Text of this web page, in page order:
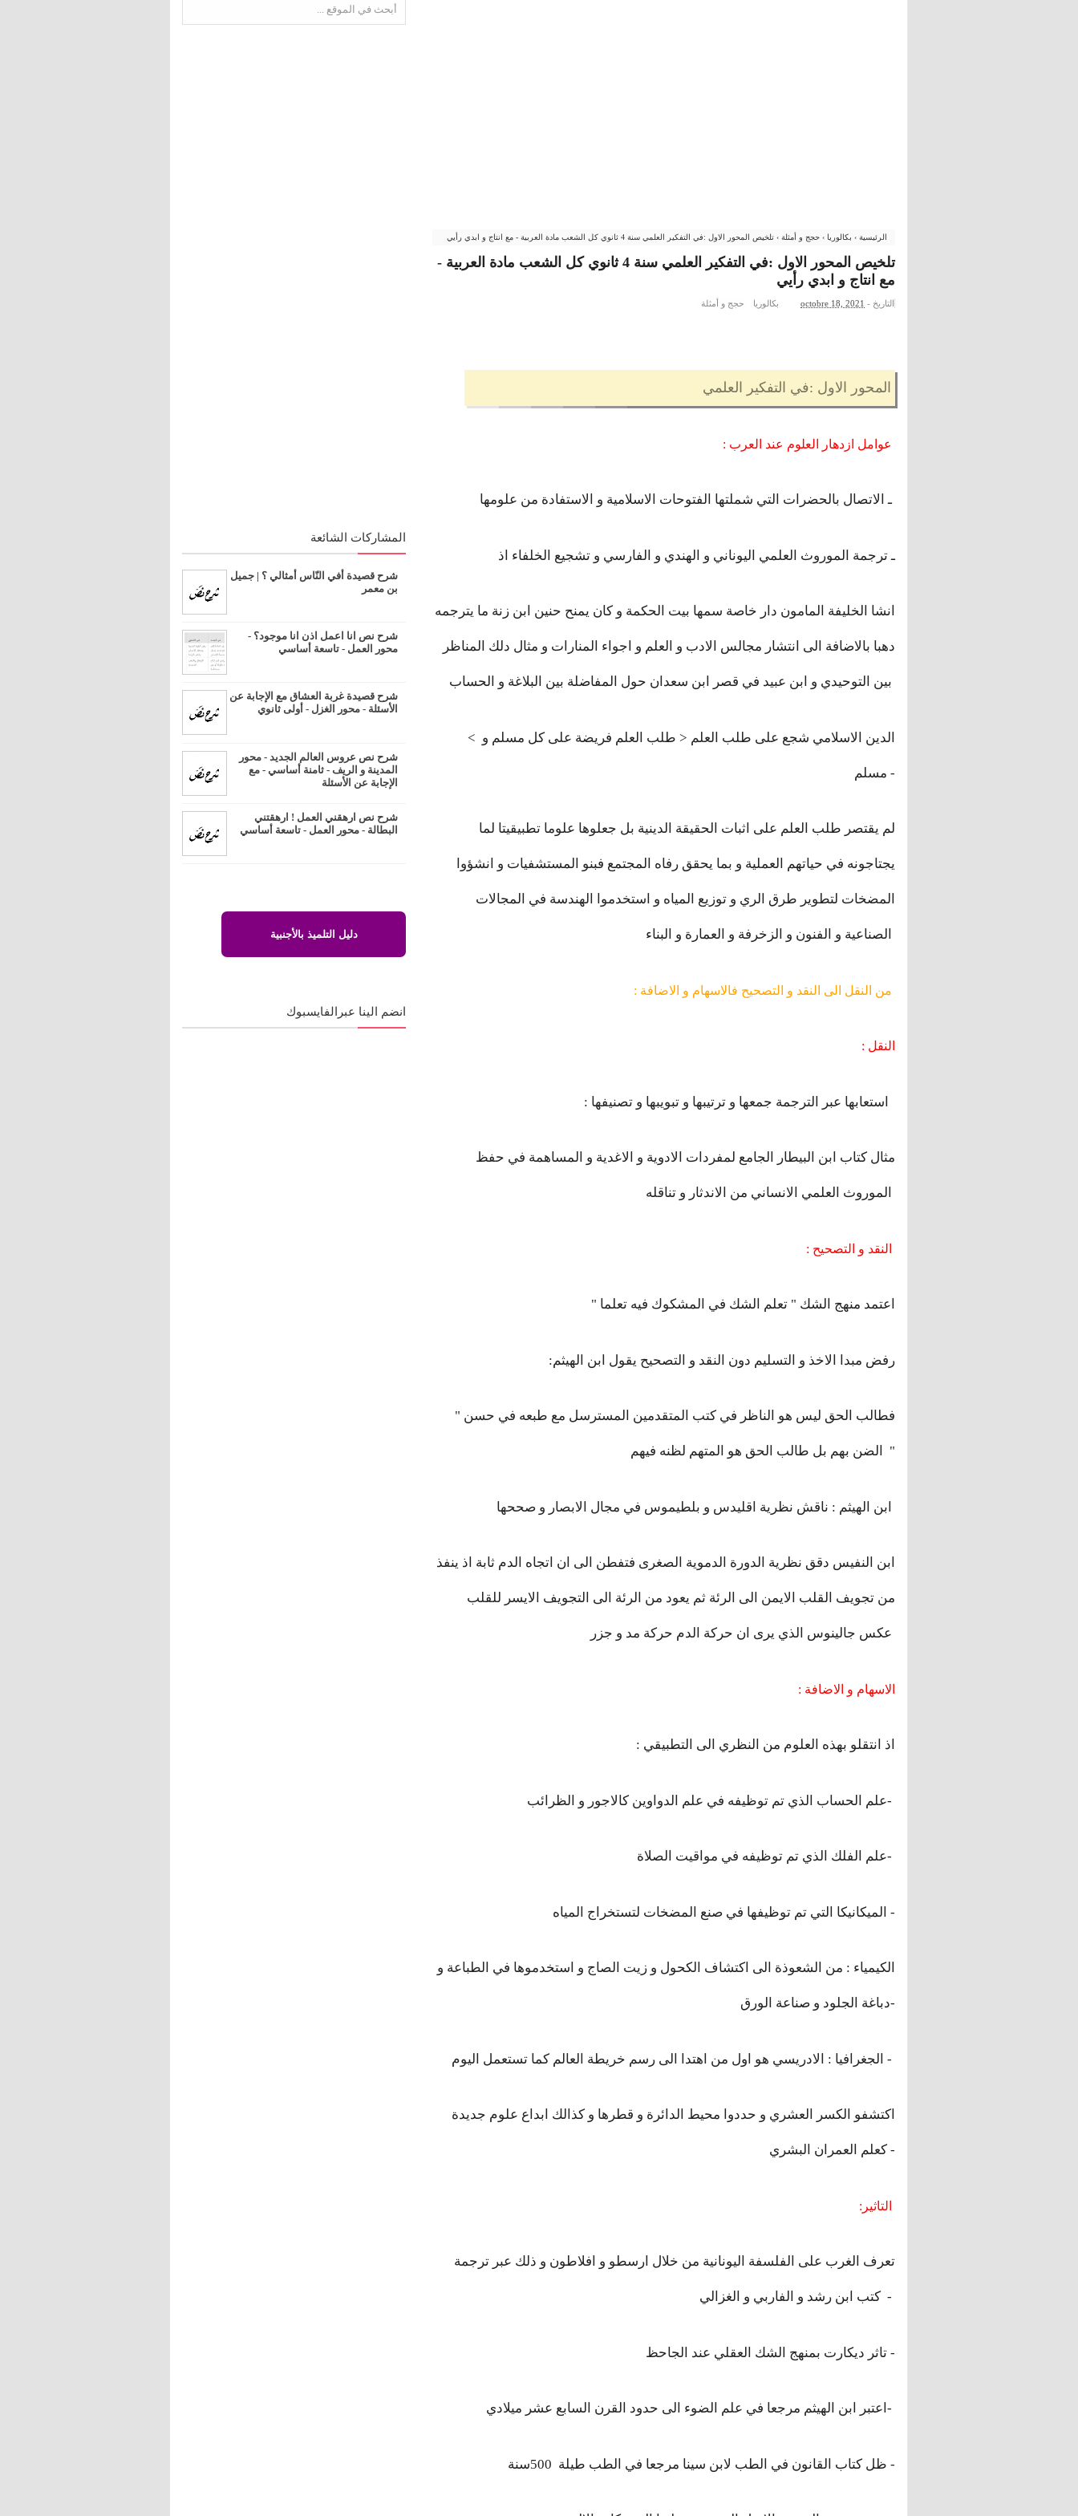
الرئيسية › بكالوريا › حجج و أمثلة › تلخيص المحور الاول :في التفكير العلمي سنة 4 ثانوي كل الشعب مادة العربية - مع انتاج و ابدي رأيي
تلخيص المحور الاول :في التفكير العلمي سنة 4 ثانوي كل الشعب مادة العربية -
مع انتاج و ابدي رأيي
التاريخ - octobre 18, 2021 بكالوريا حجج و أمثلة
: عوامل ازدهار العلوم عند العرب
ـ الاتصال بالحضرات التي شملتها الفتوحات الاسلامية و الاستفادة من علومها
ـ ترجمة الموروث العلمي اليوناني و الهندي و الفارسي و تشجيع الخلفاء اذ
انشا الخليفة المامون دار خاصة سمها بيت الحكمة و كان يمنح حنين ابن زنة ما يترجمه
دهبا بالاضافة الى انتشار مجالس الادب و العلم و اجواء المنارات و مثال دلك المناظر
< الدين الاسلامي شجع على طلب العلم < طلب العلم فريضة على كل مسلم و
مسلم -
يجتاجونه في حياتهم العملية و بما يحقق رفاه المجتمع فبنو المستشفيات و انشؤوا
المضخات لتطوير طرق الري و توزيع المياه و استخدموا الهندسة في المجالات
: من النقل الى النقد و التصحيح فالاسهام و الاضافة
: النقل
مثال كتاب ابن البيطار الجامع لمفردات الادوية و الاغدية و المساهمة في حفظ
: النقد و التصحيح
" اعتمد منهج الشك " تعلم الشك في المشكوك فيه تعلما
:رفض مبدا الاخذ و التسليم دون النقد و التصحيح يقول ابن الهيثم
" فطالب الحق ليس هو الناظر في كتب المتقدمين المسترسل مع طبعه في حسن
الضن بهم بل طالب الحق هو المتهم لظنه فيهم "
من تجويف القلب الايمن الى الرئة ثم يعود من الرئة الى التجويف الايسر للقلب
: الاسهام و الاضافة
: اذ انتقلو بهذه العلوم من النظري الى التطبيقي
علم الحساب الذي تم توظيفه في علم الدواوين كالاجور و الظرائب-
علم الفلك الذي تم توظيفه في مواقيت الصلاة-
الميكانيكا التي تم توظيفها في صنع المضخات لتستخراج المياه -
الكيمياء : من الشعوذة الى اكتشاف الكحول و زيت الصاج و استخدموها في الطباعة و
دباغة الجلود و صناعة الورق-
الجغرافيا : الادريسي هو اول من اهتدا الى رسم خريطة العالم كما تستعمل اليوم -
اكتشفو الكسر العشري و حددوا محيط الدائرة و قطرها و كذالك ابداع علوم جديدة
كعلم العمران البشري -
:التاثير
تعرف الغرب على الفلسفة اليونانية من خلال ارسطو و افلاطون و ذلك عبر ترجمة
كتب ابن رشد و الفاربي و الغزالي -
تاثر ديكارت بمنهج الشك العقلي عند الجاحظ -
اعتبر ابن الهيثم مرجعا في علم الضوء الى حدود القرن السابع عشر ميلادي-
ظل كتاب القانون في الطب لابن سينا مرجعا في الطب طيلة 500سنة -
المشاركات الشائعة
شرح قصيدة أفي النّاس أمثالي ؟ | جميل
بن معمر
شرح نص انا اعمل اذن انا موجود؟ -
محور العمل - تاسعة أساسي
شرح قصيدة غربة العشاق مع الإجابة عن
الأسئلة - محور الغزل - أولى ثانوي
شرح نص عروس العالم الجديد - محور
المدينة و الريف - ثامنة أساسي - مع
الإجابة عن الأسئلة
شرح نص ارهقني العمل ! ارهقتني
البطالة - محور العمل - تاسعة أساسي
دليل التلميذ بالأجنبية
انضم الينا عبرالفايسبوك